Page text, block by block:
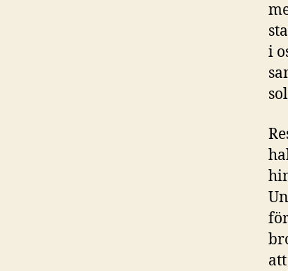
i